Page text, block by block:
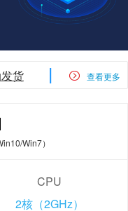
查看更多
货
Win7）
CPU
2核（2GHz）